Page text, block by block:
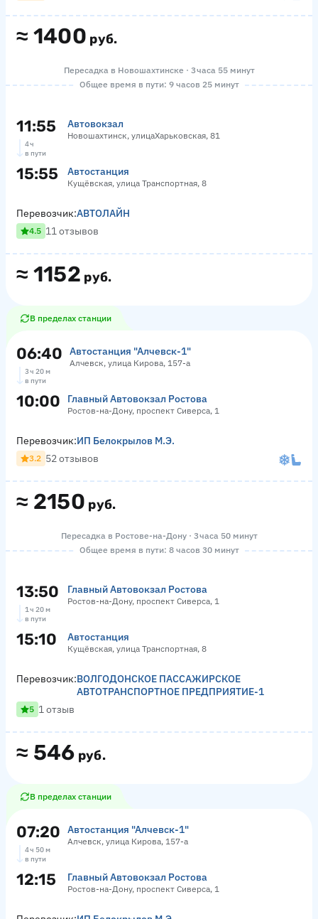
≈ 1400 руб.
Пересадка в Новошахтинске · 3 часа 55 минут
Общее время в пути: 9 часов 25 минут
11:55 Автовокзал
Новошахтинск, улицаХарьковская, 81
4 ч
в пути
15:55 Автостанция
Кущёвская, улица Транспортная, 8
≈ 1152 руб.
Перевозчик:АВТОЛАЙН
4.5 11 отзывов
В пределах станции
06:40 Автостанция "Алчевск-1"
Алчевск, улица Кирова, 157-а
3 ч 20 м
в пути
10:00 Главный Автовокзал Ростова
Ростов-на-Дону, проспект Сиверса, 1
≈ 2150 руб.
Перевозчик:ИП Белокрылов М.Э.
3.2 52 отзывов
Пересадка в Ростове-на-Дону · 3 часа 50 минут
Общее время в пути: 8 часов 30 минут
13:50 Главный Автовокзал Ростова
Ростов-на-Дону, проспект Сиверса, 1
1 ч 20 м
в пути
15:10 Автостанция
Кущёвская, улица Транспортная, 8
≈ 546 руб.
Перевозчик:ВОЛГОДОНСКОЕ ПАССАЖИРСКОЕ
АВТОТРАНСПОРТНОЕ ПРЕДПРИЯТИЕ-1
5 1 отзыв
В пределах станции
07:20 Автостанция "Алчевск-1"
Алчевск, улица Кирова, 157-а
4 ч 50 м
в пути
12:15 Главный Автовокзал Ростова
Ростов-на-Дону, проспект Сиверса, 1